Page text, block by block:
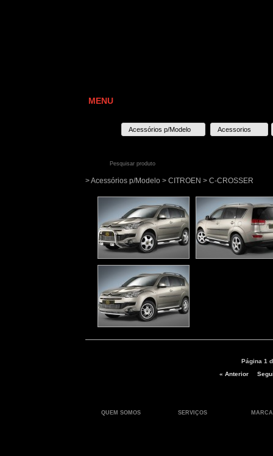
MENU
Acessórios p/Modelo Acessorios
> Acessórios p/Modelo > CITROEN > C-CROSSER
Página 1
« Anterior
QUEM SOMOS SERVIÇOS